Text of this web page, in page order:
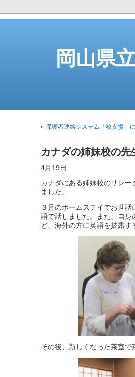
岡山県
« 保護者連絡システム「校支援」
カナダの姉妹校の
4月19日
カナダにある姉妹校のサレ
ました。
３月のホームステイでお世
語で話しました。また、自
ど、海外の方に英語を披露
その後、新しくなった茶室で